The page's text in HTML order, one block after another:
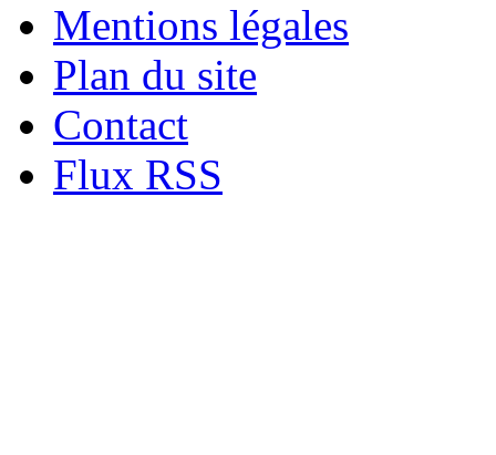
Mentions légales
Plan du site
Contact
Flux RSS